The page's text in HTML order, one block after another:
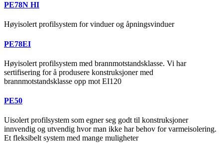
PE78N HI
Høyisolert profilsystem for vinduer og åpningsvinduer
PE78EI
Høyisolert profilsystem med brannmotstandsklasse. Vi har
sertifisering for å produsere konstruksjoner med
brannmotstandsklasse opp mot EI120
PE50
Uisolert profilsystem som egner seg godt til konstruksjoner
innvendig og utvendig hvor man ikke har behov for varmeisolering.
Et fleksibelt system med mange muligheter